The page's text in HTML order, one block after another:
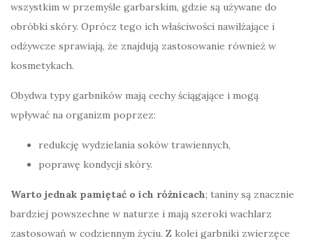
wszystkim w przemyśle garbarskim, gdzie są używane do
obróbki skóry. Oprócz tego ich właściwości nawilżające i
odżywcze sprawiają, że znajdują zastosowanie również w
kosmetykach.
Obydwa typy garbników mają cechy ściągające i mogą
wpływać na organizm poprzez:
redukcję wydzielania soków trawiennych,
poprawę kondycji skóry.
Warto jednak pamiętać o ich różnicach; taniny są znacznie
bardziej powszechne w naturze i mają szeroki wachlarz
zastosowań w codziennym życiu. Z kolei garbniki zwierzęce